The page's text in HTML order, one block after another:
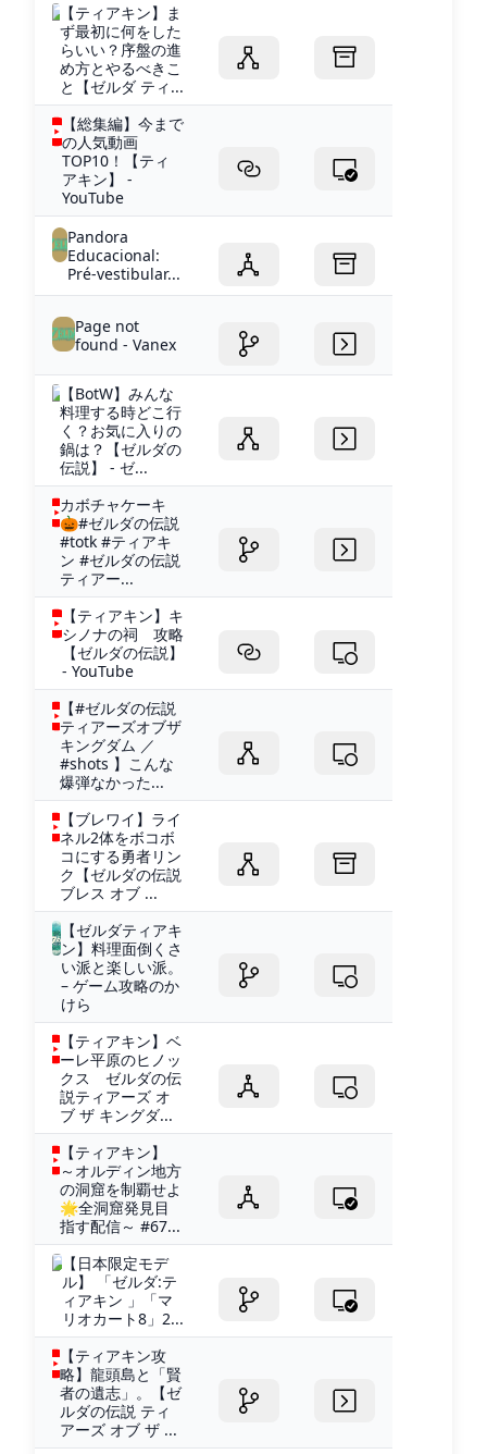
【ティアキン】ま
ず最初に何をした
らいい？序盤の進
め方とやるべきこ
と【ゼルダ ティ...
【総集編】今まで
の人気動画
TOP10！【ティ
アキン】 -
YouTube
Pandora
Educacional:
Pré-vestibular...
Page not
found - Vanex
【BotW】みんな
料理する時どこ行
く？お気に入りの
鍋は？【ゼルダの
伝説】 - ゼ...
カボチャケーキ
🎃#ゼルダの伝説
#totk #ティアキ
ン #ゼルダの伝説
ティアー...
【ティアキン】キ
シノナの祠 攻略
【ゼルダの伝説】
- YouTube
【#ゼルダの伝説
ティアーズオブザ
キングダム ／
#shots 】こんな
爆弾なかった...
【ブレワイ】ライ
ネル2体をボコボ
コにする勇者リン
ク【ゼルダの伝説
ブレス オブ ...
【ゼルダティアキ
ン】料理面倒くさ
い派と楽しい派。
– ゲーム攻略のか
けら
【ティアキン】ベ
ーレ平原のヒノッ
クス ゼルダの伝
説ティアーズ オ
ブ ザ キングダ...
【ティアキン】
～オルディン地方
の洞窟を制覇せよ
🌟全洞窟発見目
指す配信～ #67...
【日本限定モデ
ル】 「ゼルダ:テ
ィアキン 」「マ
リオカート8」2...
【ティアキン攻
略】龍頭島と「賢
者の遺志」。【ゼ
ルダの伝説 ティ
アーズ オブ ザ ...